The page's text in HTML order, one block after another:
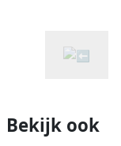
Bekijk ook